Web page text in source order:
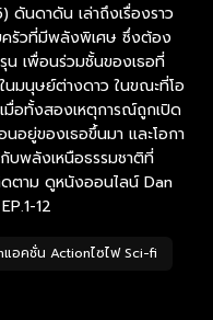
นดาดัน เล่าถึงเรื่องราว
ครัวที่มีพลังพิเศษ ซึ่งต้อง
เพื่อนร่วมชั้นของเธอที่
นมนุษย์ต่างดาว ในขณะที่โอ
มื่อทั้งสองเหตุการณ์ถูกเปิด
นอยู่ของเธอขึ้นมา และโอกา
พลังเหนือธรรมชาติที่
ดตาม ดูหนังออนไลน์ Dan
12
อคชั่น Actionไซไฟ Sci-fi